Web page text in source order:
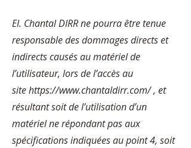
EI. Chantal DIRR ne pourra être tenue
responsable des dommages directs et
indirects causés au matériel de
l’utilisateur, lors de l’accès au
sitehttps://www.chantaldirr.com/, et
résultant soit de l’utilisation d’un
matériel ne répondant pas aux
spécifications indiquées au point 4, soit